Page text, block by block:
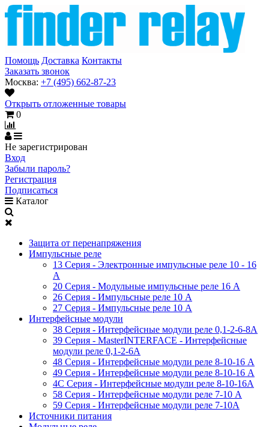
Помощь Доставка Контакты
Заказать звонок
Москва: +7 (495) 662-87-23
Открыть отложенные товары
0
Не зарегистрирован
Вход
Забыли пароль?
Регистрация
Подписаться
Каталог
Защита от перенапряжения
Импульсные реле
13 Серия - Электронные импульсные реле 10 - 16
A
20 Серия - Модульные импульсные реле 16 A
26 Серия - Импульсные реле 10 A
27 Серия - Импульсные реле 10 A
Интерфейсные модули
38 Cерия - Интерфейсные модули реле 0,1-2-6-8А
39 Cерия - MasterINTERFACE - Интерфейсные
модули реле 0,1-2-6А
48 Cерия - Интерфейсные модули реле 8-10-16 A
49 Серия - Интерфейсные модули реле 8-10-16 A
4C Серия - Интерфейсные модули реле 8-10-16А
58 Серия - Интерфейсные модули реле 7-10 A
59 Серия - Интерфейсные модули реле 7-10А
Источники питания